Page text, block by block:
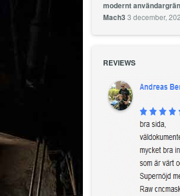
modernt
Mach3 3 december,
REVIEWS